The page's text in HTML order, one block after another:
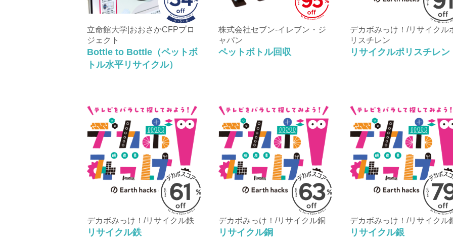
立命館大学|おおさかCFPプロ
ジェクト
Bottle to Bottle（ペットボ
トル水平リサイクル）
株式会社セブン‐イレブン・ジ
ャパン
ペットボトル回収
デカボみっけ！/リサイクル
リスチレン
リサイクルポリスチレン
デカボみっけ！/リサイクル鉄
リサイクル鉄
デカボみっけ！/リサイクル銅
リサイクル銅
デカボみっけ！/リサイクル
リサイクル銀